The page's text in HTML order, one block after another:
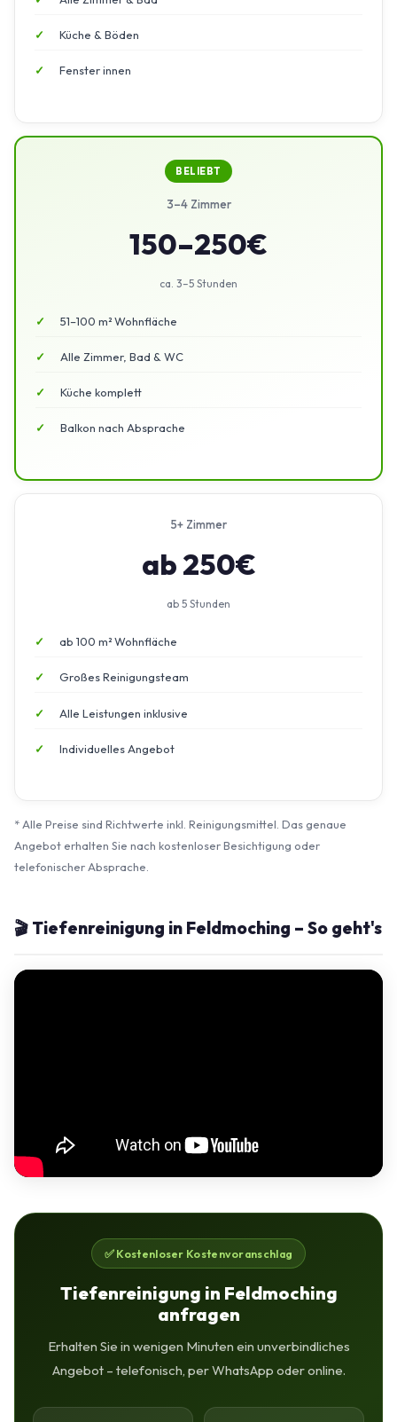
Küche & Böden
Fenster innen
BELIEBT
3–4 Zimmer
150–250€
ca. 3–5 Stunden
51–100 m² Wohnfläche
Alle Zimmer, Bad & WC
Küche komplett
Balkon nach Absprache
5+ Zimmer
ab 250€
ab 5 Stunden
ab 100 m² Wohnfläche
Großes Reinigungsteam
Alle Leistungen inklusive
Individuelles Angebot
* Alle Preise sind Richtwerte inkl. Reinigungsmittel. Das genaue
Angebot erhalten Sie nach kostenloser Besichtigung oder
telefonischer Absprache.
🎬 Tiefenreinigung in Feldmoching – So geht's
✅ Kostenloser Kostenvoranschlag
Tiefenreinigung in Feldmoching
anfragen
Erhalten Sie in wenigen Minuten ein unverbindliches
Angebot – telefonisch, per WhatsApp oder online.